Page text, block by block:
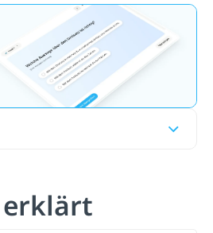
erklärt